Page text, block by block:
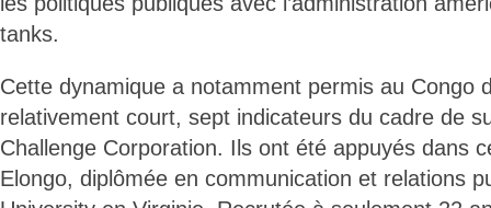
tanks.
Cette dynamique a notamment permis au Congo
relativement court, sept indicateurs du cadre de
Challenge Corporation. Ils ont été appuyés dans
Elongo, diplômée en communication et relations